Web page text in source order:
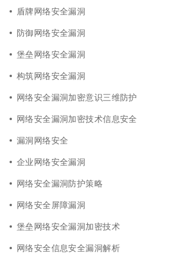
盾牌网络安全漏洞
防御网络安全漏洞
堡垒网络安全漏洞
构筑网络安全漏洞
网络安全漏洞加密意识三维防护
网络安全漏洞加密技术信息安全
漏洞网络安全
企业网络安全漏洞
网络安全漏洞防护策略
网络安全屏障漏洞
堡垒网络安全漏洞加密技术
网络安全信息安全漏洞解析